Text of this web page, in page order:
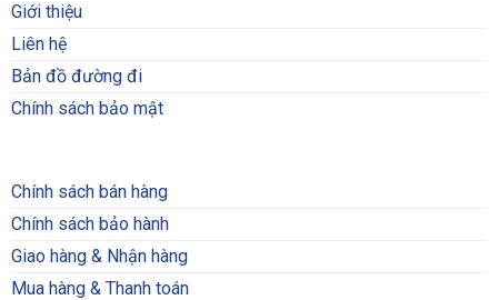
Giới thiệu
Liên hệ
Bản đồ đường đi
Chính sách bảo mật
Chính sách bán hàng
Chính sách bảo hành
Giao hàng & Nhận hàng
Mua hàng & Thanh toán